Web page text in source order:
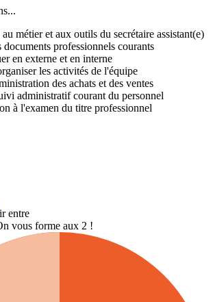
métier et aux outils du secrétaire assistant(e)
documents professionnels courants
en externe et en interne
les activités de l'équipe
des achats et des ventes
administratif courant du personnel
à l'examen du titre professionnel
entre
vous forme aux 2 !